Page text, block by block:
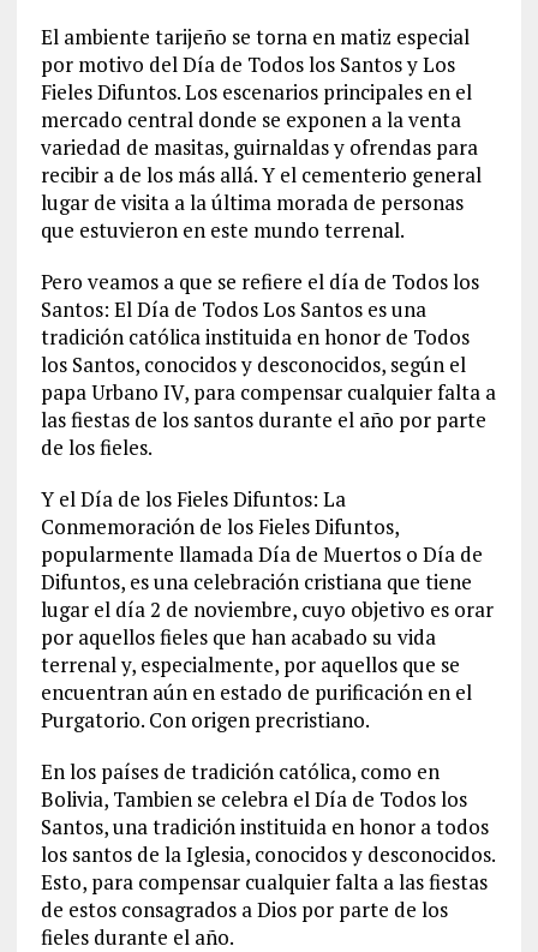
El ambiente tarijeño se torna en matiz especial
por motivo del Día de Todos los Santos y Los
Fieles Difuntos. Los escenarios principales en el
mercado central donde se exponen a la venta
variedad de masitas, guirnaldas y ofrendas para
recibir a de los más allá. Y el cementerio general
lugar de visita a la última morada de personas
que estuvieron en este mundo terrenal.
Pero veamos a que se refiere el día de Todos los
Santos: El Día de Todos Los Santos es una
tradición católica instituida en honor de Todos
los Santos, conocidos y desconocidos, según el
papa Urbano IV, para compensar cualquier falta a
las fiestas de los santos durante el año por parte
de los fieles.
Y el Día de los Fieles Difuntos: La
Conmemoración de los Fieles Difuntos,
popularmente llamada Día de Muertos o Día de
Difuntos, es una celebración cristiana que tiene
lugar el día 2 de noviembre, cuyo objetivo es orar
por aquellos fieles que han acabado su vida
terrenal y, especialmente, por aquellos que se
encuentran aún en estado de purificación en el
Purgatorio. Con origen precristiano.
En los países de tradición católica, como en
Bolivia, Tambien se celebra el Día de Todos los
Santos, una tradición instituida en honor a todos
los santos de la Iglesia, conocidos y desconocidos.
Esto, para compensar cualquier falta a las fiestas
de estos consagrados a Dios por parte de los
fieles durante el año.